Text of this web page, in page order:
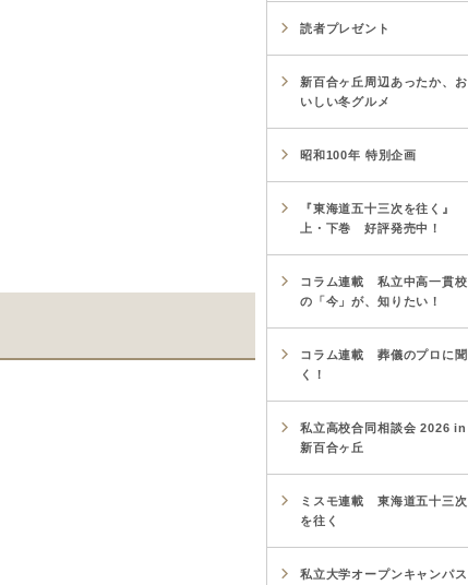
読者プレゼント
新百合ヶ丘周辺あったか、お
いしい冬グルメ
昭和100年 特別企画
『東海道五十三次を往く』
上・下巻 好評発売中！
コラム連載 私立中高一貫校
の「今」が、知りたい！
コラム連載 葬儀のプロに聞
く！
私立高校合同相談会 2026 in
新百合ヶ丘
ミスモ連載 東海道五十三次
を往く
私立大学オープンキャンパス